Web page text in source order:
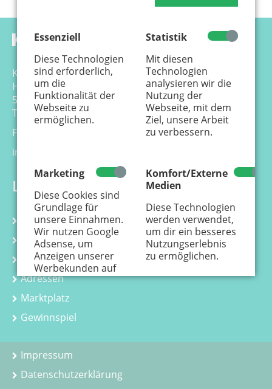
Essenziell
Diese Technologien
sind erforderlich,
um die
Funktionalität der
Webseite zu
ermöglichen.
Statistik
Mit diesen
Technologien
analysieren wir die
Nutzung der
Webseite, mit dem
Ziel, unsere Arbeit
zu verbessern.
Marketing
Diese Cookies sind
Grundlage für
unsere Einnahmen.
Wir nutzen Google
Adsense, um
Anzeigen unserer
Werbekunden auf
der Webseite
einzustellen.
erfährst Du, wie
personenbezogene
von Anzeigen
Komfort/Externe
Medien
Diese Technologien
werden verwendet,
um dir ein besseres
Nutzungserlebnis
zu ermöglichen.
Känguru Colonia Verlag GmbH
Hansemannstr. 17-21
50823 Köln
Tel. 0221 - 99 88 21 - 0
Fax 0221 - 99 88 21 - 99
info@kaenguru-online.de
Links
Kalender
Kurse
Kindergeburtstag
Adressen
Marktplatz
Gewinnspiel
Impressum
Datenschutzerklärung